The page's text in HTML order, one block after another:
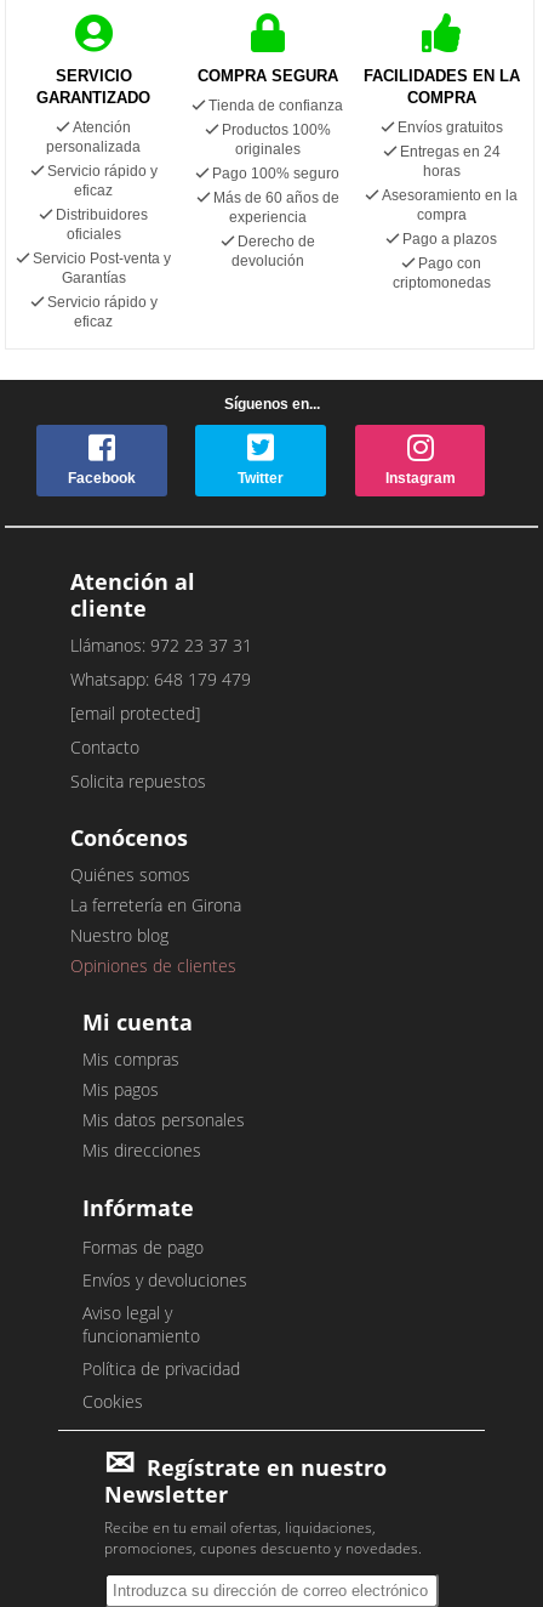
SERVICIO
GARANTIZADO
Atención
personalizada
Servicio rápido y
eficaz
Distribuidores
oficiales
Servicio Post-venta y
Garantías
Servicio rápido y
eficaz
COMPRA SEGURA
Tienda de confianza
Productos 100%
originales
Pago 100% seguro
Más de 60 años de
experiencia
Derecho de
devolución
FACILIDADES EN LA
COMPRA
Envíos gratuitos
Entregas en 24
horas
Asesoramiento en la
compra
Pago a plazos
Pago con
criptomonedas
Síguenos en...
Facebook Twitter Instagram
Atención al
cliente
Llámanos: 972 23 37 31
Whatsapp: 648 179 479
[email protected]
Contacto
Solicita repuestos
Conócenos
Quiénes somos
La ferretería en Girona
Nuestro blog
Opiniones de clientes
Mi cuenta
Mis compras
Mis pagos
Mis datos personales
Mis direcciones
Infórmate
Formas de pago
Envíos y devoluciones
Aviso legal y
funcionamiento
Política de privacidad
Cookies
Regístrate en nuestro
Newsletter
Recibe en tu email ofertas, liquidaciones,
promociones, cupones descuento y novedades.